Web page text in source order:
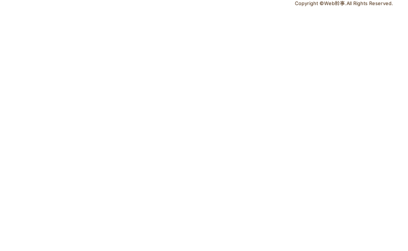
Copyright ©Web幹事.All Rights Reserved.